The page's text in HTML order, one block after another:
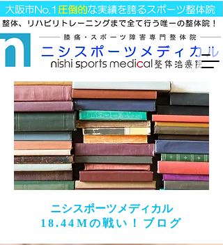
​ニシスポーツメディカル
18.44Mの戦い！ブログ